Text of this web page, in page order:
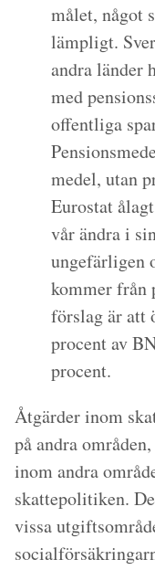
målet, något
lämpligt.
andra länder
med
offentliga
medel, utan
Eurostat
vår ändra i
ungefärligen
kommer från
förslag är att
procent av
procent.
Åtgärder inom
på andra
inom andra
skattepolitiken.
vissa